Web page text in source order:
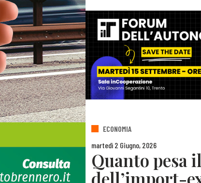
ECONOMIA
martedì 2 Giugno, 2026
Quanto pesa
dell’import-